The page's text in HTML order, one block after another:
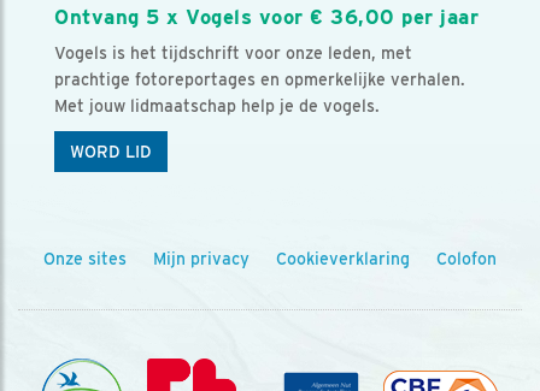
Ontvang 5 x Vogels voor € 36,00 per jaar
Vogels is het tijdschrift voor onze leden, met
prachtige fotoreportages en opmerkelijke verhalen.
Met jouw lidmaatschap help je de vogels.
WORD LID
Onze sites Mijn privacy Cookieverklaring Colofon